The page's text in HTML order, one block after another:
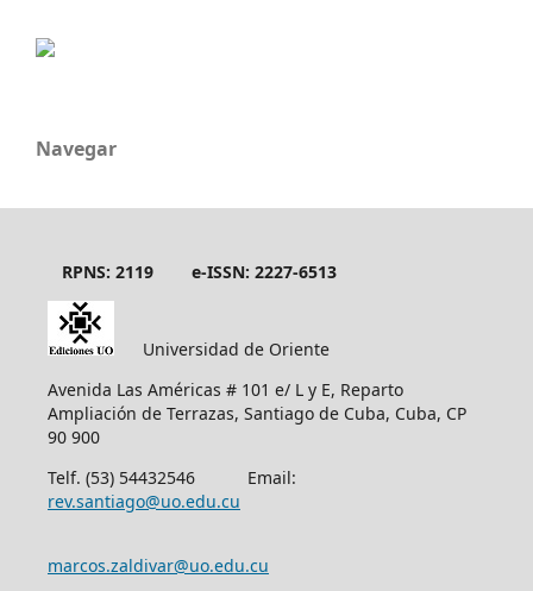
Navegar
RPNS: 2119 e-ISSN: 2227-6513
Universidad de Oriente
Avenida Las Américas # 101 e/ L y E, Reparto
Ampliación de Terrazas, Santiago de Cuba, Cuba, CP
90 900
Telf. (53) 54432546 Email:
rev.santiago@uo.edu.cu
marcos.zaldivar@uo.edu.cu